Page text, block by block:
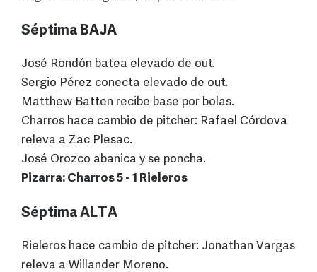
Séptima BAJA
José Rondón batea elevado de out.
Sergio Pérez conecta elevado de out.
Matthew Batten recibe base por bolas.
Charros hace cambio de pitcher: Rafael Córdova
releva a Zac Plesac.
José Orozco abanica y se poncha.
Pizarra: Charros 5 - 1 Rieleros
Séptima ALTA
Rieleros hace cambio de pitcher: Jonathan Vargas
releva a Willander Moreno.